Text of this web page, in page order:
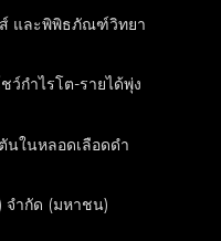
และพิพิธภัณฑ์วิทยา
ว์กำไรโต-รายได้พุ่ง
นในหลอดเลือดดำ
จำกัด (มหาชน)